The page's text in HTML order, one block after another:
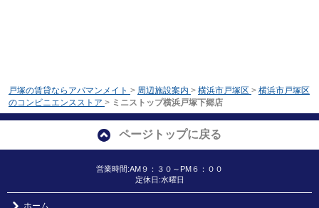
戸塚の賃貸ならアパマンメイト > 周辺施設案内 > 横浜市戸塚区 > 横浜市戸塚区
のコンビニエンスストア > ミニストップ横浜戸塚下郷店
ページトップに戻る
営業時間:AM９：３０～PM６：００
定休日:水曜日
ホーム